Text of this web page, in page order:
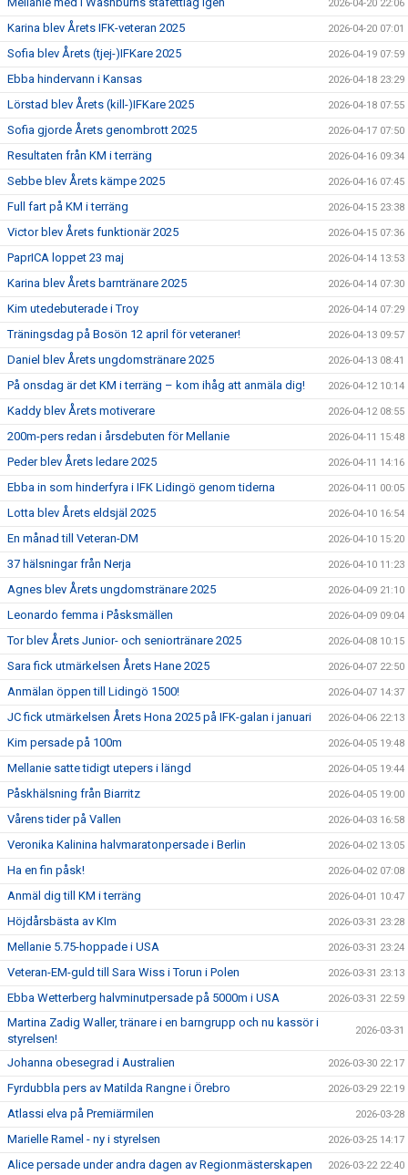
2026-04-20 22:06
Karina blev Årets IFK-veteran 2025 2026-04-20 07:01
Sofia blev Årets (tjej-)IFKare 2025 2026-04-19 07:59
Ebba hindervann i Kansas 2026-04-18 23:29
Lörstad blev Årets (kill-)IFKare 2025 2026-04-18 07:55
Sofia gjorde Årets genombrott 2025 2026-04-17 07:50
Resultaten från KM i terräng 2026-04-16 09:34
Sebbe blev Årets kämpe 2025 2026-04-16 07:45
Full fart på KM i terräng 2026-04-15 23:38
Victor blev Årets funktionär 2025 2026-04-15 07:36
PaprICA loppet 23 maj 2026-04-14 13:53
Karina blev Årets barntränare 2025 2026-04-14 07:30
Kim utedebuterade i Troy 2026-04-14 07:29
Träningsdag på Bosön 12 april för veteraner! 2026-04-13 09:57
Daniel blev Årets ungdomstränare 2025 2026-04-13 08:41
På onsdag är det KM i terräng – kom ihåg att anmäla dig! 2026-04-12 10:14
Kaddy blev Årets motiverare 2026-04-12 08:55
200m-pers redan i årsdebuten för Mellanie 2026-04-11 15:48
Peder blev Årets ledare 2025 2026-04-11 14:16
Ebba in som hinderfyra i IFK Lidingö genom tiderna 2026-04-11 00:05
Lotta blev Årets eldsjäl 2025 2026-04-10 16:54
En månad till Veteran-DM 2026-04-10 15:20
37 hälsningar från Nerja 2026-04-10 11:23
Agnes blev Årets ungdomstränare 2025 2026-04-09 21:10
Leonardo femma i Påsksmällen 2026-04-09 09:04
Tor blev Årets Junior- och seniortränare 2025 2026-04-08 10:15
Sara fick utmärkelsen Årets Hane 2025 2026-04-07 22:50
Anmälan öppen till Lidingö 1500! 2026-04-07 14:37
JC fick utmärkelsen Årets Hona 2025 på IFK-galan i januari 2026-04-06 22:13
Kim persade på 100m 2026-04-05 19:48
Mellanie satte tidigt utepers i längd 2026-04-05 19:44
Påskhälsning från Biarritz 2026-04-05 19:00
Vårens tider på Vallen 2026-04-03 16:58
Veronika Kalinina halvmaratonpersade i Berlin 2026-04-02 13:05
Ha en fin påsk! 2026-04-02 07:08
Anmäl dig till KM i terräng 2026-04-01 10:47
Höjdårsbästa av KIm 2026-03-31 23:28
Mellanie 5.75-hoppade i USA 2026-03-31 23:24
Veteran-EM-guld till Sara Wiss i Torun i Polen 2026-03-31 23:13
Ebba Wetterberg halvminutpersade på 5000m i USA 2026-03-31 22:59
Martina Zadig Waller, tränare i en barngrupp och nu kassör i
styrelsen!
2026-03-31
Johanna obesegrad i Australien 2026-03-30 22:17
Fyrdubbla pers av Matilda Rangne i Örebro 2026-03-29 22:19
Atlassi elva på Premiärmilen 2026-03-28
Marielle Ramel - ny i styrelsen 2026-03-25 14:17
Alice persade under andra dagen av Regionmästerskapen 2026-03-22 22:40